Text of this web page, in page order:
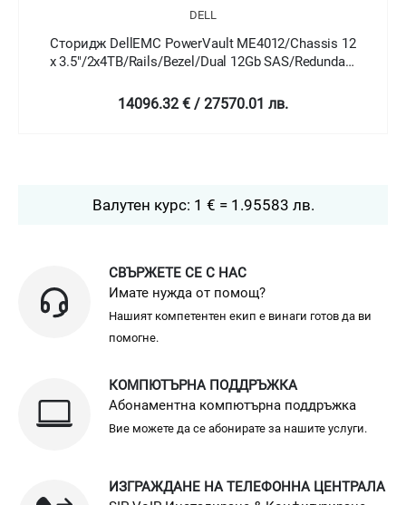
DELL
Сторидж DellEMC PowerVault ME4012/Chassis 12
x 3.5"/2x4TB/Rails/Bezel/Dual 12Gb SAS/Redundant
14096.32 € / 27570.01 лв.
Валутен курс: 1 € = 1.95583 лв.
СВЪРЖЕТЕ СЕ С НАС
Имате нужда от помощ?
Нашият компетентен екип е винаги готов да ви
помогне.
КОМПЮТЪРНА ПОДДРЪЖКА
Абонаментна компютърна поддръжка
Вие можете да се абонирате за нашите услуги.
ИЗГРАЖДАНЕ НА ТЕЛЕФОННА ЦЕНТРАЛА